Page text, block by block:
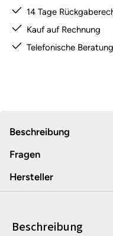
14 Tage
Kauf auf Rechnung
Telefonische
Beschreibung
Fragen
Hersteller
Beschreibung